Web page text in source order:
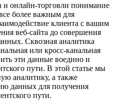
онлайн-торговли понимание
более важным для
клиента с вашим
веб-сайта до совершения
Сквозная аналитика
или кросс-канальная
эти данные воедино и
пути. В этой статье мы
аналитику, а также
данных для получения
пути.